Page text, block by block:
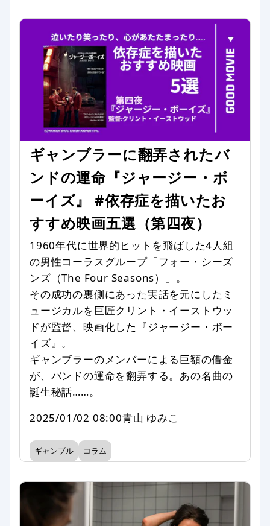
ギャンブラーに翻弄されたバ
ンドの運命『ジャージー・ボ
ーイズ』 #依存症を描いたお
すすめ映画五選（第四夜）
1960年代に世界的ヒットを飛ばした4人組
の男性コーラスグループ「フォー・シーズ
ンズ（The Four Seasons）」。
その成功の裏側にあった実話を元にしたミ
ュージカルを巨匠クリント・イーストウッ
ドが監督、映画化した『ジャージー・ボー
イズ』。
ギャンブラーのメンバーによる巨額の借金
が、バンドの運命を翻弄する。あの名曲の
誕生秘話……。
2025/01/02 08:00青山 ゆみこ
ギャンブル コラム